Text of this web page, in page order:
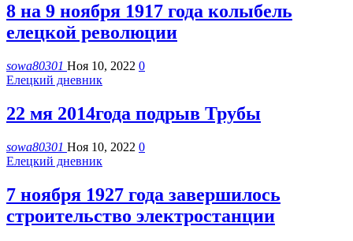
8 на 9 ноября 1917 года колыбель
елецкой революции
sowa80301 Ноя 10, 2022 0
Елецкий дневник
22 мя 2014года подрыв Трубы
sowa80301 Ноя 10, 2022 0
Елецкий дневник
7 ноября 1927 года завершилось
строительство электростанции